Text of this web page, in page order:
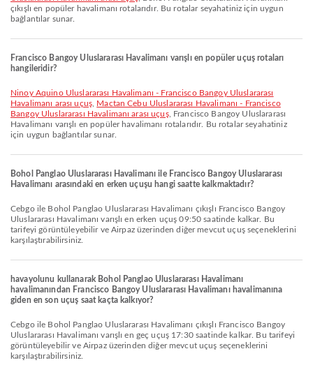
çıkışlı en popüler havalimanı rotalarıdır. Bu rotalar seyahatiniz için uygun
bağlantılar sunar.
Francisco Bangoy Uluslararası Havalimanı varışlı en popüler uçuş rotaları
hangileridir?
Ninoy Aquino Uluslararası Havalimanı - Francisco Bangoy Uluslararası
Havalimanı arası uçuş, Mactan Cebu Uluslararası Havalimanı - Francisco
Bangoy Uluslararası Havalimanı arası uçuş, Francisco Bangoy Uluslararası
Havalimanı varışlı en popüler havalimanı rotalarıdır. Bu rotalar seyahatiniz
için uygun bağlantılar sunar.
Bohol Panglao Uluslararası Havalimanı ile Francisco Bangoy Uluslararası
Havalimanı arasındaki en erken uçuşu hangi saatte kalkmaktadır?
Cebgo ile Bohol Panglao Uluslararası Havalimanı çıkışlı Francisco Bangoy
Uluslararası Havalimanı varışlı en erken uçuş 09:50 saatinde kalkar. Bu
tarifeyi görüntüleyebilir ve Airpaz üzerinden diğer mevcut uçuş seçeneklerini
karşılaştırabilirsiniz.
havayolunu kullanarak Bohol Panglao Uluslararası Havalimanı
havalimanından Francisco Bangoy Uluslararası Havalimanı havalimanına
giden en son uçuş saat kaçta kalkıyor?
Cebgo ile Bohol Panglao Uluslararası Havalimanı çıkışlı Francisco Bangoy
Uluslararası Havalimanı varışlı en geç uçuş 17:30 saatinde kalkar. Bu tarifeyi
görüntüleyebilir ve Airpaz üzerinden diğer mevcut uçuş seçeneklerini
karşılaştırabilirsiniz.